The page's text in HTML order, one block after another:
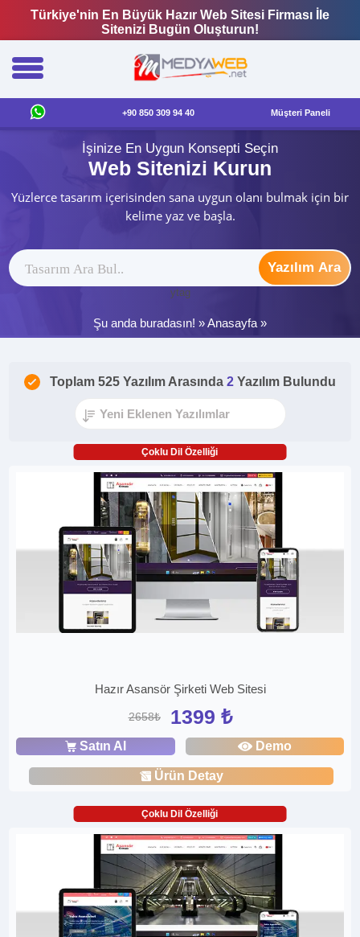
Türkiye'nin En Büyük Hazır Web Sitesi Firması İle
Sitenizi Bugün Oluşturun!
+90 850 309 94 40 Müşteri Paneli
İşinize En Uygun Konsepti Seçin
Web Sitenizi Kurun
Yüzlerce tasarım içerisinden sana uygun olanı bulmak için bir
kelime yaz ve başla.
Yazılım Ara
ytag
Şu anda buradasın! »Anasayfa »
Toplam 525 Yazılım Arasında 2 Yazılım Bulundu
Çoklu Dil Özelliği
Hazır Asansör Şirketi Web Sitesi
2658₺ 1399 ₺
Satın Al Demo
Ürün Detay
Çoklu Dil Özelliği